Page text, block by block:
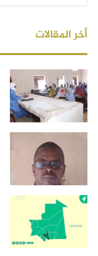
أخر المقالات